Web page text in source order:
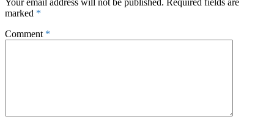
marked *
Comment *